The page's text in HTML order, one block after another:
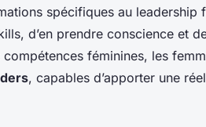
spécifiques au leadership
d’en prendre conscience et
féminines, les
, capables d’apporter une